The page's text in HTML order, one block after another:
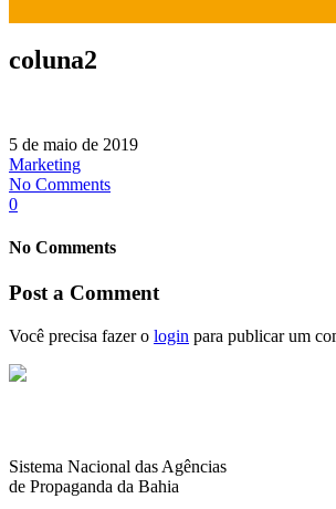
coluna2
5 de maio de 2019
Marketing
No Comments
0
No Comments
Post a Comment
Você precisa fazer o login para publicar um
Sistema Nacional das Agências
de Propaganda da Bahia